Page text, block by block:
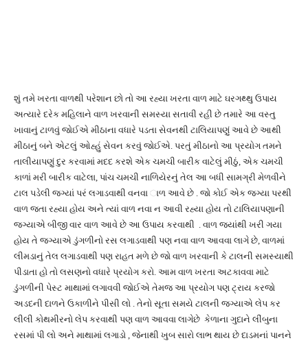
શું તમે ખરતા વાળથી પરેશાન છો તો આ રહ્યા ખરતા વાળ માટે ઘરગથ્થુ ઉપાય
અત્યારે દરેક મહિલાને વાળ ખરવાની સમસ્યા સતાવી રહી છે તમારે આ વસ્તુ
ખાવાનું ટાળવું જોઈએ મીઠાના વધારે પડતા સેવનથી ટાલિયાપણું આવે છે આથી
મીઠાનું બને એટલું ઓહ્હું સેવન કરવું જોઈએ. પરતું મીઠાનો આ પ્રયોગ તમને
તાલીયાપણું દુર કરવામાં મદદ કરશે એક ચમચી બારીક વાટેલું મીઠું, એક ચમચી
કાળાં મરી બારીક વાટેલા, પાંચ ચમચી નાળિયેરનું તેલ આ બધી સામગ્રી મેળવીને
ટાલ પડેલી જગ્યાં પરં લગાડવાથી વનવા ાળ આવે છે . જો કોઈ એક જગ્યા પરથી
વાળ જતા રહ્યા હોય અને ત્યાં વાળ નવા ન આવી રહ્યા હોય તો ટાલિયાપણાની
જગ્યાએ બીજી વાર વાળ આવે છે આ ઉપાય કરવાથી . વાળ જ્યાંથી ખરી ગયા
હોય તે જગ્યાએ ડુંગળીનો રસ લગાડવાથી પણ નવા વાળ આવવા લાગે છે, વાળમાં
લીમડાનું તેલ લગાડવાથી પણ રાહત મળે છે જો વાળ ખરવાની કે ટાલની સમસ્યાથી
પીડાતા હો તો લસણનો વધારે પ્રયોગ કરો. આમ વાળ ખરતા અટકાવવા માટે
ડુંગળીની પેસ્ટ માથામાં લગાવવી જોઈએ તેમજ આ પ્રયોગ પણ ટ્રાય કરજો
અડદની દાળને ઉકાળીને પીસી લો . તેનો સૂતા સમયે ટાલની જગ્યાએ લેપ કર
લીલી કોથમીરનો લેપ કરવાથી પણ વાળ આવવા લાગેછે કેળાના ગુદાને લીંબુના
રસમાં પી લો અને માથામાં લગાડો , જેનાથી ખુબ સારો લાભ થાય છે દાડમનાં પાનને